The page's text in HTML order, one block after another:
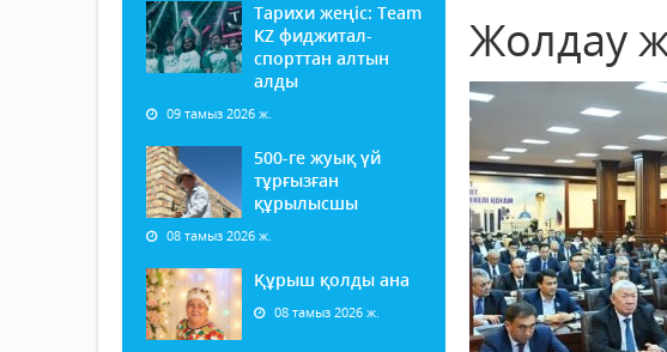
Тарихи жеңіс: Team
KZ фиджитал-
спорттан алтын
алды
09 тамыз 2026 ж.
500-ге жуық үй
тұрғызған
құрылысшы
08 тамыз 2026 ж.
Құрыш қолды ана
08 тамыз 2026 ж.
Жолдау